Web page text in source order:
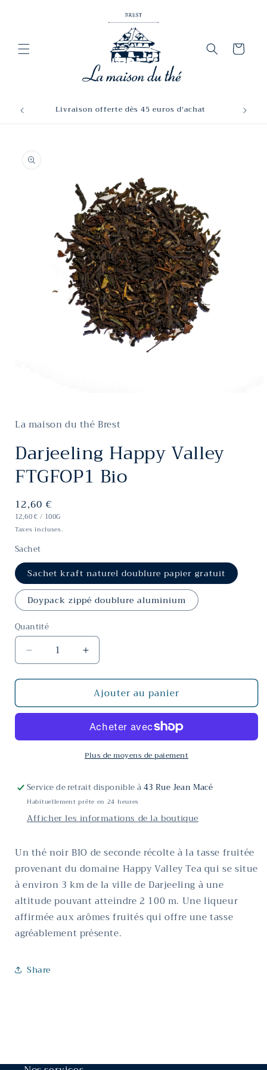
Panier
Livraison offerte dès 45 euros d'achat
informations
produits
1
fenêtre
modale
La maison du thé Brest
Darjeeling Happy Valley
FTGFOP1 Bio
Prix
habituel
12,60 €
PRIX
12,60 € / PAR
100G
Taxes incluses.
Sachet
Sachet kraft naturel doublure papier gratuit
Doypack zippé doublure aluminium
Quantité
Réduire
la
quantité
Darjeeling
FTGFOP1
Augmenter
la
quantité
de
Darjeeling
Valley
FTGFOP1
Bio
Ajouter au panier
Plus de moyens de paiement
Service de retrait disponible à43 Rue Jean Macé
Habituellement prête en 24 heures
Afficher les informations de la boutique
Un thé noir BIO de seconde récolte à la tasse fruitée
provenant du domaine Happy Valley Tea qui se situe
à environ 3 km de la ville de Darjeeling à une
altitude pouvant atteindre 2 100 m. Une liqueur
affirmée aux arômes fruités qui offre une tasse
agréablement présente.
Share